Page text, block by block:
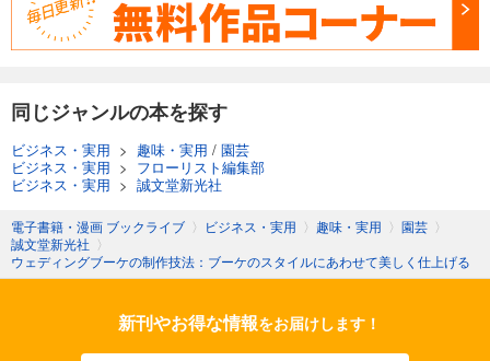
同じジャンルの本を探す
ビジネス・実用 > 趣味・実用 / 園芸
ビジネス・実用 > フローリスト編集部
ビジネス・実用 > 誠文堂新光社
電子書籍・漫画 ブックライブ 〉 ビジネス・実用 〉 趣味・実用 〉 園芸 〉
誠文堂新光社 〉
ウェディングブーケの制作技法：ブーケのスタイルにあわせて美しく仕上げる
新刊やお得な情報をお届けします！